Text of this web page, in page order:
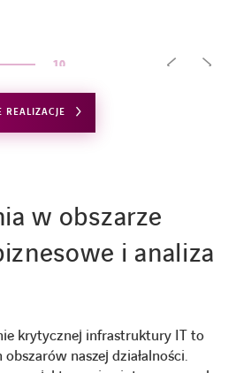
10
REALIZACJE
w obszarze
i analiza
krytycznej infrastruktury IT to
naszej działalności.